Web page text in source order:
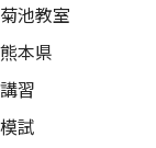
菊池教室
熊本県
講習
模試